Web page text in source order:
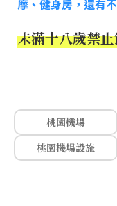
摩、健身房，還有
未滿十八歲禁
桃園機場
桃園機場設施